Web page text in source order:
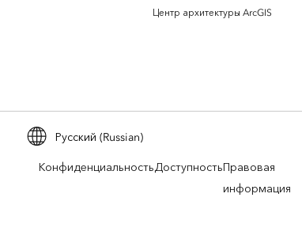
Центр архитектуры ArcGIS
Русский (Russian)
КонфиденциальностьДоступностьПравовая
информация